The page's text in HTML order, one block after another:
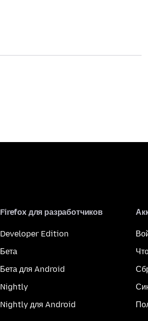
Firefox для разработчиков
Developer Edition
Бета
Бета для Android
Nightly
Nightly для Android